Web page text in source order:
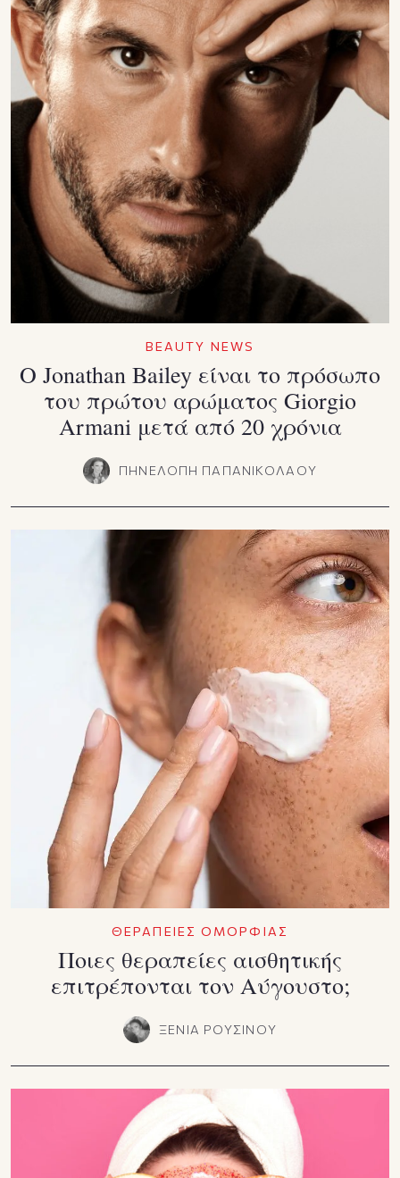
BEAUTY NEWS
Ο Jonathan Bailey είναι το πρόσωπο
του πρώτου αρώματος Giorgio
Armani μετά από 20 χρόνια
ΠΗΝΕΛΟΠΗ ΠΑΠΑΝΙΚΟΛΑΟΥ
ΘΕΡΑΠΕΙΕΣ ΟΜΟΡΦΙΑΣ
Ποιες θεραπείες αισθητικής
επιτρέπονται τον Αύγουστο;
ΞΕΝΙΑ ΡΟΥΣΙΝΟΥ